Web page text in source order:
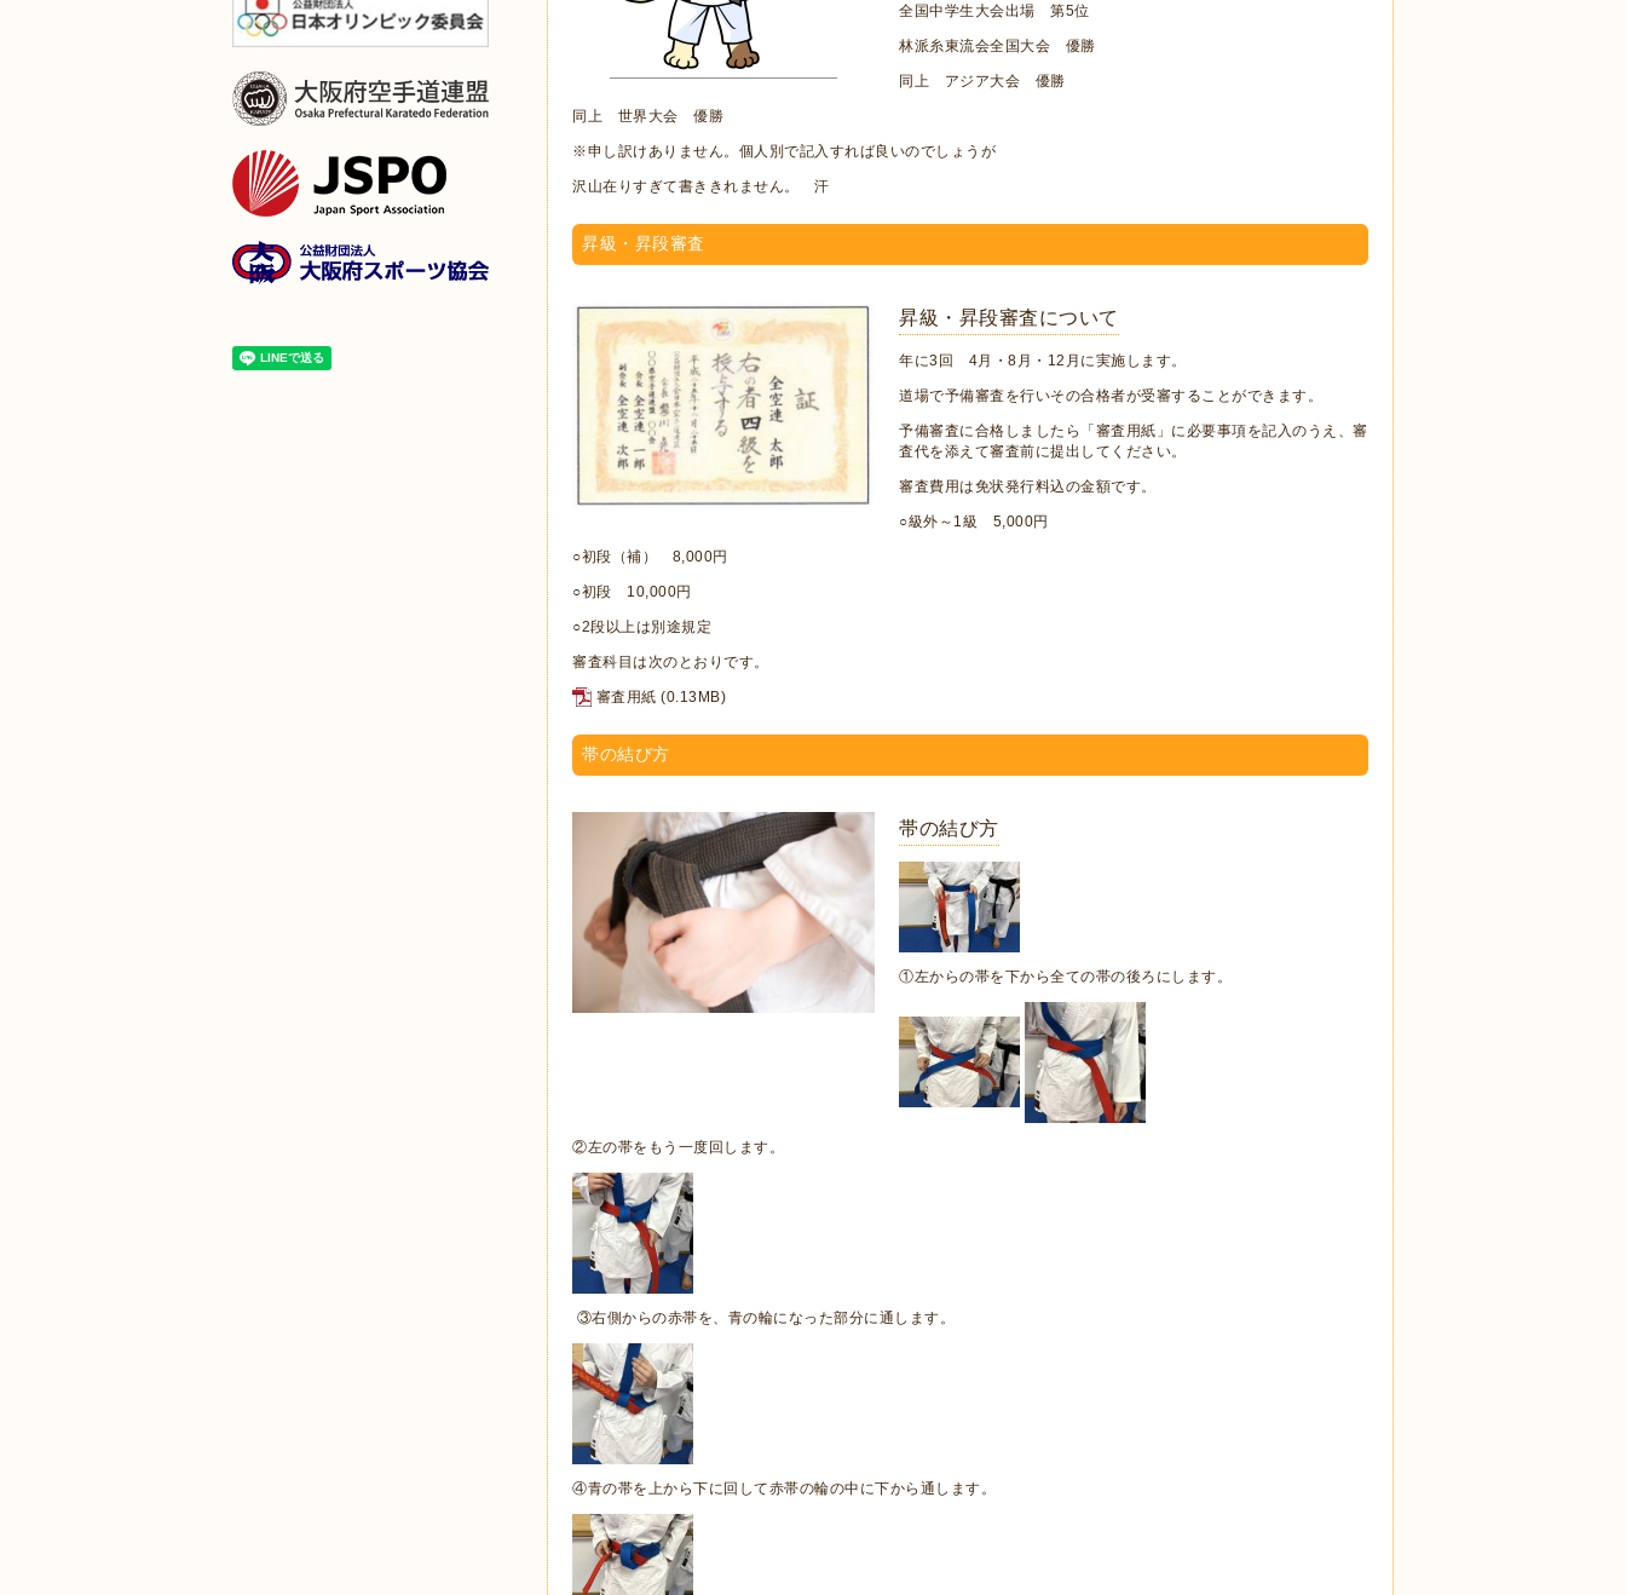
全国中学生大会出場 第5位
林派糸東流会全国大会 優勝
同上 アジア大会 優勝
同上 世界大会 優勝
※申し訳けありません。個人別で記入すれば良いのでしょうが
沢山在りすぎて書ききれません。 汗
昇級・昇段審査
昇級・昇段審査について
年に3回 4月・8月・12月に実施します。
道場で予備審査を行いその合格者が受審することができます。
予備審査に合格しましたら「審査用紙」に必要事項を記入のうえ、審
査代を添えて審査前に提出してください。
審査費用は免状発行料込の金額です。
○級外～1級 5,000円
○初段（補） 8,000円
○初段 10,000円
○2段以上は別途規定
審査科目は次のとおりです。
審査用紙 (0.13MB)
帯の結び方
帯の結び方
①左からの帯を下から全ての帯の後ろにします。
②左の帯をもう一度回します。
③右側からの赤帯を、青の輪になった部分に通します。
④青の帯を上から下に回して赤帯の輪の中に下から通します。